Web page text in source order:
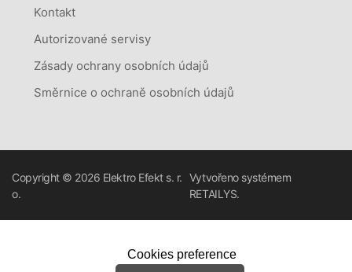
Kontakt
Autorizované servisy
Zásady ochrany osobních údajů
Směrnice o ochraně osobních údajů
Copyright © 2026 Elektro Efekt s. r.
o.
Vytvořeno systémem
RETAILYS.
Cookies preference